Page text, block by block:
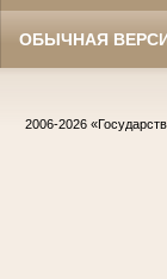
ОБЫЧНАЯ
2006-2026